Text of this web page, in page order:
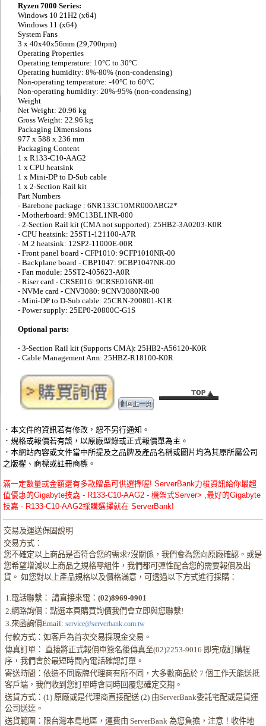
Ryzen 7000 Series:
Windows 10 21H2 (x64)
Windows 11 (x64)
System Fans
3 x 40x40x56mm (29,700rpm)
Operating Properties
Operating temperature: 10°C to 30°C
Operating humidity: 8%-80% (non-condensing)
Non-operating temperature: -40°C to 60°C
Non-operating humidity: 20%-95% (non-condensing)
Weight
Net Weight: 20.96 kg
Gross Weight: 22.96 kg
Packaging Dimensions
977 x 588 x 236 mm
Packaging Content
1 x R133-C10-AAG2
1 x CPU heatsink
1 x Mini-DP to D-Sub cable
1 x 2-Section Rail kit
Part Numbers
- Barebone package : 6NR133C10MR000ABG2*
- Motherboard: 9MC13BL1NR-000
- 2-Section Rail kit (CMA not supported): 25HB2-3A0203-K0R
- CPU heatsink: 25ST1-121100-A7R
- M.2 heatsink: 12SP2-11000E-00R
- Front panel board - CFP1010: 9CFP1010NR-00
- Backplane board - CBP1047: 9CBP1047NR-00
- Fan module: 25ST2-405623-A0R
- Riser card - CRSE016: 9CRSE016NR-00
- NVMe card - CNV3080: 9CNV3080NR-00
- Mini-DP to D-Sub cable: 25CRN-200801-K1R
- Power supply: 25EP0-20800C-G1S
Optional parts:
- 3-Section Rail kit (Supports CMA): 25HB2-A56120-K0R
- Cable Management Arm: 25HBZ-R18100-K0R
．本文件的資訊若有修改，恕不另行通知。
．規格或報價若有誤，以原廠型錄或正式報價單為主。
．本網站內容或文件當中所提及之品牌及產品名稱或圖片均為其原所屬公司
之版權、商標或註冊商標。
滿一定數量或金額還有多款贈品可供選擇喔! ServerBank力梭資訊給你最超
值優惠的Gigabyte技嘉 - R133-C10-AAG2 - 機架式Server> ,最好的Gigabyte
技嘉 - R133-C10-AAG2採購選擇就在 ServerBank!
交易及運送保固說明
交易方式：
您不確定以上商品是否符合您的需求?沒關係，我們會為您向原廠確認。或是
您希望增減以上商品之規格零組件，我們都可彈性配合您的需要報價及出
貨。 如您對以上產品規格以及價格滿意，可透過以下方式進行採購：
1.電話聯繫： 請直接來電：(02)8969-0901
2.網路詢價：點選本頁購買詢價我們會立即與您聯繫!
3.來函詢價Email: service@serverbank.com.tw
付款方式：如客戶為首次交易採現金交易。
傳真訂單： 直接將正式報價單簽名後傳真至(02)2253-9016 即完成訂購程
序，我們會於最短時間內電話確認訂單。
寄送時間：依造不同廠牌代理商有所不同，大多數商品於 7 個工作天能送抵
客戶端，我們收到您訂單時會同時回覆您確定交期。
送貨方式：(1) 原廠或是代理商直接配送 (2) 由ServerBank委託宅配或是貨運
公司送達。
送貨範圍：限台灣本島地區，運費由 ServerBank 為您負擔，注意！收件地